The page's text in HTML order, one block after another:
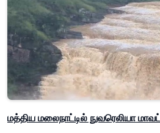
மத்திய மலைநாட்டில் நுவரெலியா